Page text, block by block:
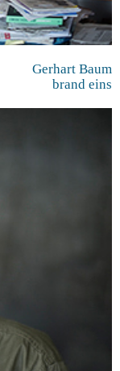
Gerhart Baum
brand eins